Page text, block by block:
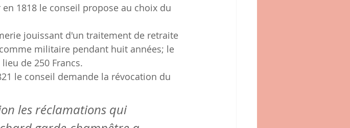
1818 le conseil propose au choix du
jouissant d'un traitement de retraite
militaire pendant huit années; le
de 250 Francs.
le conseil demande la révocation du
les réclamations qui